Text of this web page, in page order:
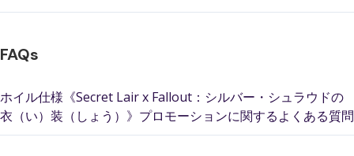
FAQs
ホイル仕様《Secret Lair x Fallout：シルバー・シュラウドの
衣（い）装（しょう）》プロモーションに関するよくある質問